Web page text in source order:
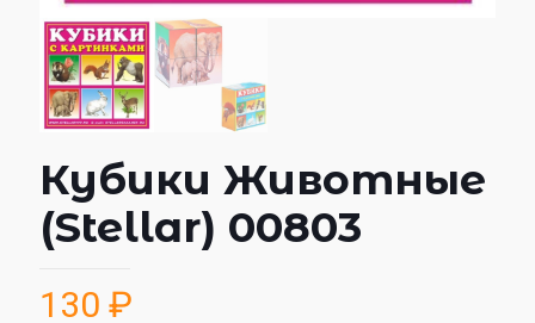
Кубики Животные
(Stellar) 00803
130 ₽